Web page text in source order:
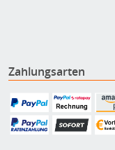
Zahlungsarten